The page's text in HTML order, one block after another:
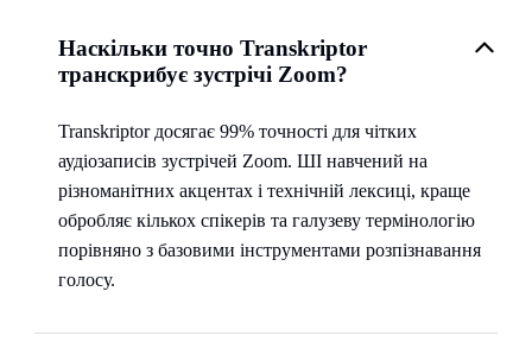
Наскільки точно Transkriptor
транскрибує зустрічі Zoom?
Transkriptor досягає 99% точності для чітких
аудіозаписів зустрічей Zoom. ШІ навчений на
різноманітних акцентах і технічній лексиці, краще
обробляє кількох спікерів та галузеву термінологію
порівняно з базовими інструментами розпізнавання
голосу.